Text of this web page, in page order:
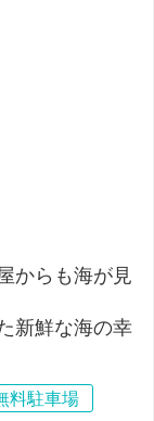
からも海が見
新鮮な海の幸
料駐車場